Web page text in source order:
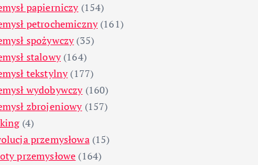
papierniczy(154)
petrochemiczny(161)
spożywczy(35)
stalowy(164)
tekstylny(177)
wydobywczy(160)
zbrojeniowy(157)
(4)
przemysłowa(15)
przemysłowe (164)